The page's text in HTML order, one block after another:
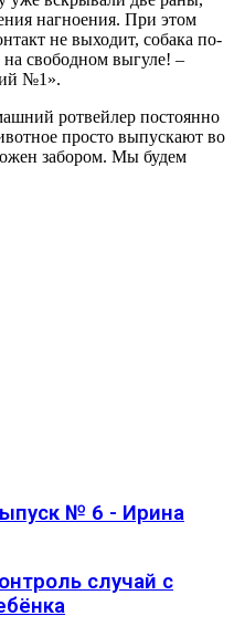
нагноения. При этом
не выходит, собака по-
свободном выгуле! –
№1».
ротвейлер постоянно
просто выпускают во
забором. Мы будем
№ 6 - Ирина
случай с